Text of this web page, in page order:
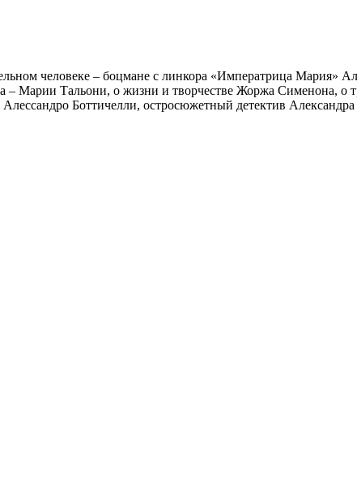
человеке – боцмане с линкора «Императрица Мария»
– Марии Тальони, о жизни и творчестве Жоржа Сименона,
Боттичелли, остросюжетный детектив